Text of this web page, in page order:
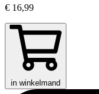
€ 16,99
in winkelmand